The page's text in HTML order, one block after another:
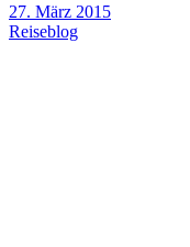
27. März 2015
Reiseblog